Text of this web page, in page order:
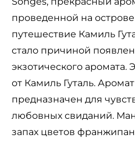
проведенной на
путешествие Камиль
стало причиной
экзотического
от Камиль Гуталь.
предназначен для
любовных свиданий.
запах цветов